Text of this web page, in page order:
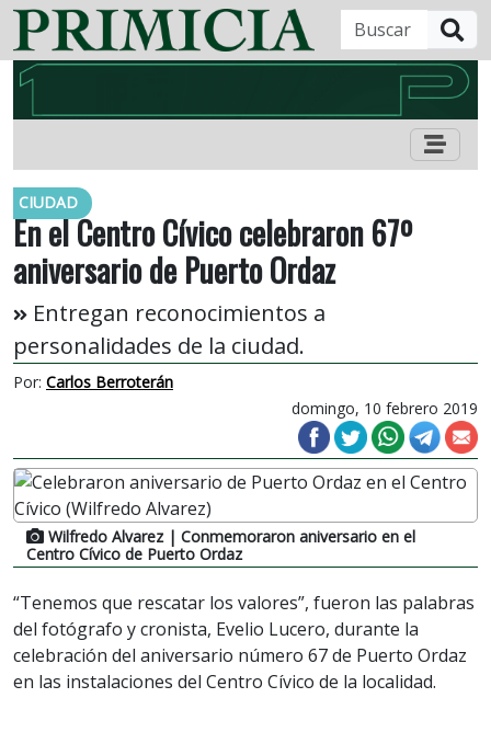
CIUDAD
En el Centro Cívico celebraron 67º
aniversario de Puerto Ordaz
Entregan reconocimientos a
personalidades de la ciudad.
Por: Carlos Berroterán
domingo, 10 febrero 2019
Wilfredo Alvarez | Conmemoraron aniversario en el
Centro Cívico de Puerto Ordaz
“Tenemos que rescatar los valores”, fueron las palabras
del fotógrafo y cronista, Evelio Lucero, durante la
celebración del aniversario número 67 de Puerto Ordaz
en las instalaciones del Centro Cívico de la localidad.